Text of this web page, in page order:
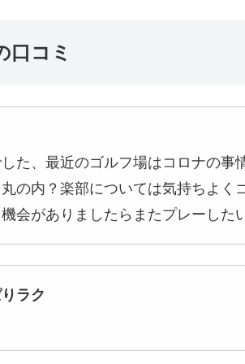
口コミ
た、最近のゴルフ場はコロナの事
の内？楽部については気持ちよく
会がありましたらまたプレーした
ラク